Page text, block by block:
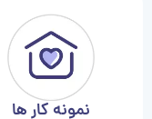
نمونه کار ها